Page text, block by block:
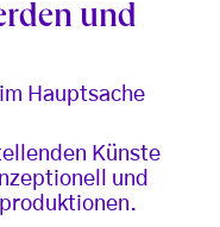
und
Hauptsache
Künste
und